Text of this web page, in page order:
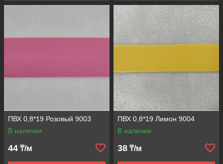
ПВХ 0,8*19 Розовый 9003
В наличии
44 ₸/м
ПВХ 0,8*19 Лимон 9004
В наличии
38 ₸/м